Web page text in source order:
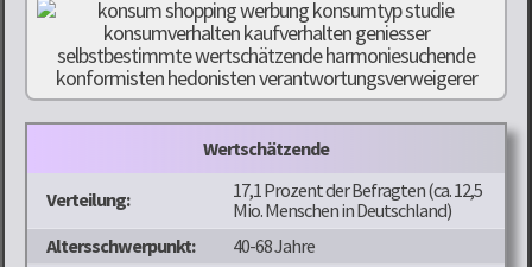
Wertschätzende
Verteilung:
17,1 Prozent der Befragten (ca. 12,5
Mio. Menschen in Deutschland)
Altersschwerpunkt:
40-68 Jahre